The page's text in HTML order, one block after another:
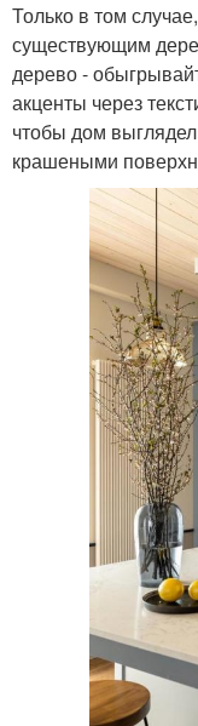
Только в том
существующим
дерево -
акценты через
чтобы дом
крашеными